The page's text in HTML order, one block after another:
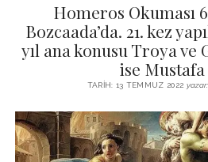
Homeros Okuması
Bozcaada’da. 21. kez
yıl ana konusu Troya ve
ise
TARIH: 13 TEMMUZ 2022 yazar: